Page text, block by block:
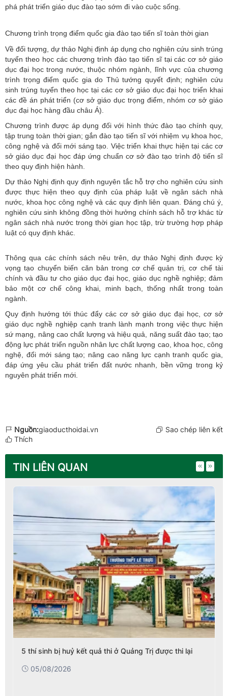
phá phát triển giáo dục đào tạo sớm đi vào cuộc sống.
Chương trình trọng điểm quốc gia đào tạo tiến sĩ toàn thời gian
Về đối tượng, dự thảo Nghị định áp dụng cho nghiên cứu sinh trúng
tuyển theo học các chương trình đào tạo tiến sĩ tại các cơ sở giáo
dục đại học trong nước, thuộc nhóm ngành, lĩnh vực của chương
trình trọng điểm quốc gia do Thủ tướng quyết định; nghiên cứu
sinh trúng tuyển theo học tại các cơ sở giáo dục đại học triển khai
các đề án phát triển (cơ sở giáo dục trọng điểm, nhóm cơ sở giáo
dục đại học hàng đầu châu Á).
Chương trình được áp dụng đối với hình thức đào tạo chính quy,
tập trung toàn thời gian; gắn đào tạo tiến sĩ với nhiệm vụ khoa học,
công nghệ và đổi mới sáng tạo. Việc triển khai thực hiện tại các cơ
sở giáo dục đại học đáp ứng chuẩn cơ sở đào tạo trình độ tiến sĩ
theo quy định hiện hành.
Dự thảo Nghị định quy định nguyên tắc hỗ trợ cho nghiên cứu sinh
được thực hiện theo quy định của pháp luật về ngân sách nhà
nước, khoa học công nghệ và các quy định liên quan. Đáng chú ý,
nghiên cứu sinh không đồng thời hưởng chính sách hỗ trợ khác từ
ngân sách nhà nước trong thời gian học tập, trừ trường hợp pháp
luật có quy định khác.
Thông qua các chính sách nêu trên, dự thảo Nghị định được kỳ
vọng tạo chuyển biến căn bản trong cơ chế quản trị, cơ chế tài
chính và đầu tư cho giáo dục đại học, giáo dục nghề nghiệp; đảm
bảo một cơ chế công khai, minh bạch, thống nhất trong toàn
ngành.
Quy định hướng tới thúc đẩy các cơ sở giáo dục đại học, cơ sở
giáo dục nghề nghiệp cạnh tranh lành mạnh trong việc thực hiện
sứ mạng, nâng cao chất lượng và hiệu quả, năng suất đào tạo; tạo
động lực phát triển nguồn nhân lực chất lượng cao, khoa học, công
nghệ, đổi mới sáng tạo; nâng cao năng lực cạnh tranh quốc gia,
đáp ứng yêu cầu phát triển đất nước nhanh, bền vững trong kỷ
nguyên phát triển mới.
Nguồn:giaoducthoidai.vn
Sao chép liên kết
Thích
TIN LIÊN QUAN
5 thí sinh bị huỷ kết quả thi ở Quảng Trị được thi lại
05/08/2026